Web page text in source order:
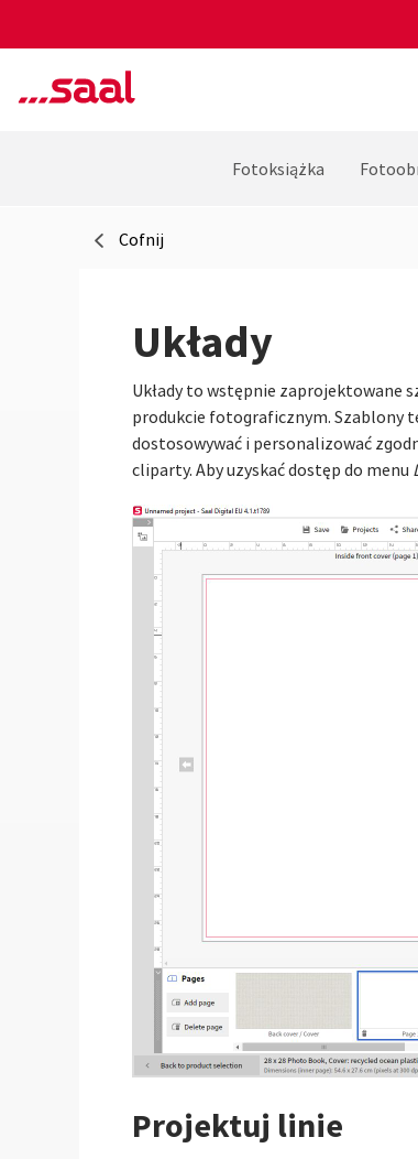
Fotoksiążka
Cofnij
Układy
Układy to wstępnie zaprojektowane
produkcie fotograficznym. Szablony
dostosowywać i personalizować
cliparty. Aby uzyskać dostęp do menu
Projektuj linie